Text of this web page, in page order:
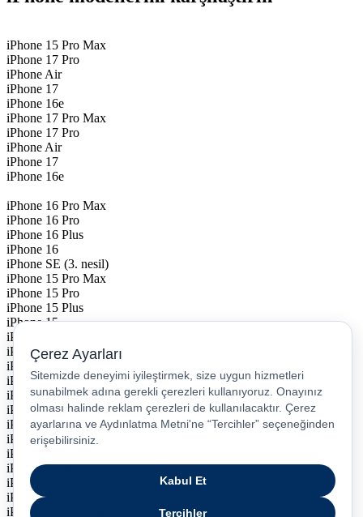
iPhone 15 Pro Max
iPhone 17 Pro
iPhone Air
iPhone 17
iPhone 16e
iPhone 17 Pro Max
iPhone 17 Pro
iPhone Air
iPhone 17
iPhone 16e
iPhone 16 Pro Max
iPhone 16 Pro
iPhone 16 Plus
iPhone 16
iPhone SE (3. nesil)
iPhone 15 Pro Max
iPhone 15 Pro
iPhone 15 Plus
iPhone 15
iPhone 14 Pro Max
iPhone 14 Pro
iPhone 14 Plus
iPhone 14
iPhone 13 Pro Max
iPhone 13 Pro
iPhone 13
iPhone 13 mini
iPhone 12 Pro Max
iPhone 12 Pro
iPhone 12
iPhone 12 mini
iPhone 11 Pro Max